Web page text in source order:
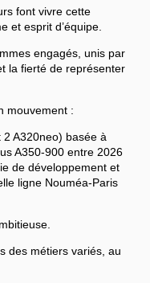
font vivre cette
et esprit d’équipe.
engagés, unis par
la fierté de représenter
mouvement :
2 A320neo) basée à
A350-900 entre 2026
de développement et
ligne Nouméa-Paris
des métiers variés, au